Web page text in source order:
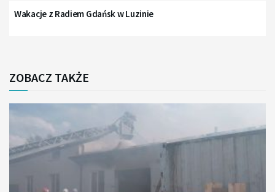
Wakacje z Radiem Gdańsk w Luzinie
ZOBACZ TAKŻE